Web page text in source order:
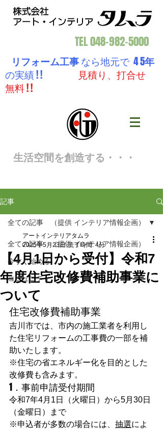
TEL048-982-5000
リフォーム工事なら地元で 4 5年
の実績 ! !
見積り、打合せ
無料 ! !
生活空間を創造する・・・
記事
全ての記事 （提供 インテリア情報企画）
今すぐ始める
コミュニティ
全ての記事 （提供 インテリア情報企画）
【4月1日から受付】令和7
年度住宅改修費補助事業に
ついて
アートインテリアタムラ
2025年5月23日 読了時間: 4分
住宅改修費補助事業
吉川市では、市内の施工業者を利用し
た住宅リフォームの工事費の一部を補
助いたします。
※住宅の省エネルギー化を目的とした
改修費も含みます。
1．事前申請受付期間
令和7年4月1日（火曜日）から5月30日
（金曜日）まで
※申込者が多数の場合には、 抽選によ